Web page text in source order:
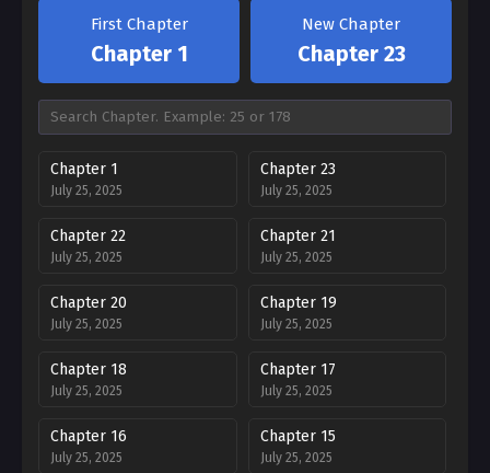
First Chapter
Chapter 1
New Chapter
Chapter 23
Chapter 1
July 25, 2025
Chapter 23
July 25, 2025
Chapter 22
July 25, 2025
Chapter 21
July 25, 2025
Chapter 20
July 25, 2025
Chapter 19
July 25, 2025
Chapter 18
July 25, 2025
Chapter 17
July 25, 2025
Chapter 16
July 25, 2025
Chapter 15
July 25, 2025